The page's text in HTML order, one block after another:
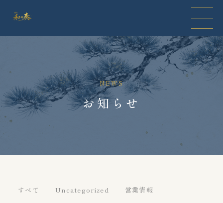
NEWS
お知らせ
すべて Uncategorized 営業情報